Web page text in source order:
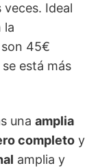
Ideal
la
45€
está más
una amplia
completo y
amplia y